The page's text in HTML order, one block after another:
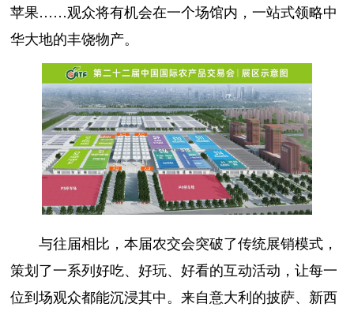
苹果……观众将有机会在一个场馆内，一站式领略中
华大地的丰饶物产。
与往届相比，本届农交会突破了传统展销模式，
策划了一系列好吃、好玩、好看的互动活动，让每一
位到场观众都能沉浸其中。来自意大利的披萨、新西